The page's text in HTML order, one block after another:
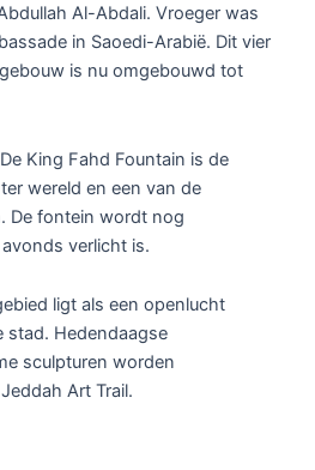
Al-Abdali. Vroeger was
in Saoedi-Arabië. Dit vier
is nu omgebouwd tot
King Fahd Fountain is de
wereld en een van de
De fontein wordt nog
verlicht is.
ligt als een openlucht
stad. Hedendaagse
sculpturen worden
Art Trail.